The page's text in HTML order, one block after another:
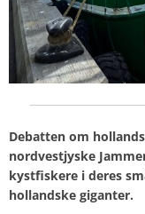
Debatten om
nordvestjyske
kystfiskere i deres
hollandske giganter.